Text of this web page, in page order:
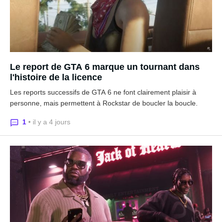
Le report de GTA 6 marque un tournant dans
l'histoire de la licence
Les reports successifs de GTA 6 ne font clairement plaisir à
personne, mais permettent à Rockstar de boucler la boucle.
1 • il y a 4 jours